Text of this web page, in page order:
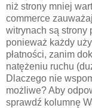
niż strony mniej
commerce
witrynach są strony
ponieważ każdy
płatności, zanim
natężeniu ruchu
Dlaczego nie
możliwe? Aby
sprawdź kolumnę